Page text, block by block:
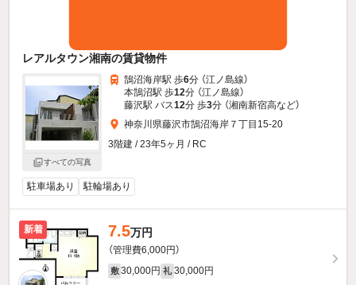
レアルタウン湘南の賃貸物件
すべての写真
鵠沼海岸駅 歩6分 （江ノ島線）
本鵠沼駅 歩12分 （江ノ島線）
藤沢駅 バス12分 歩3分 （湘南新宿高など）
神奈川県藤沢市鵠沼海岸７丁目15-20
3階建 / 23年5ヶ月 / RC
駐車場あり 駐輪場あり
新着 7.5万円
（管理費6,000円）
敷 30,000円 礼 30,000円